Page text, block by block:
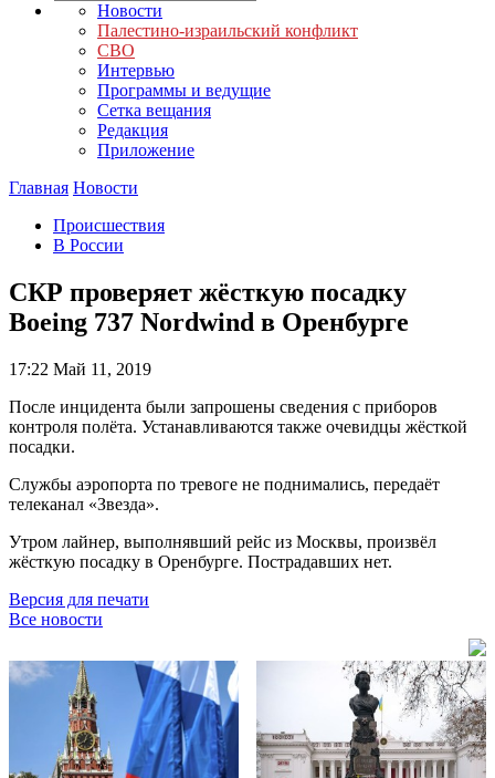
Новости
Палестино-израильский конфликт
СВО
Интервью
Программы и ведущие
Сетка вещания
Редакция
Приложение
Главная Новости
Происшествия
В России
СКР проверяет жёсткую посадку
Boeing 737 Nordwind в Оренбурге
17:22 Май 11, 2019
После инцидента были запрошены сведения с приборов
контроля полёта. Устанавливаются также очевидцы жёсткой
посадки.
Службы аэропорта по тревоге не поднимались, передаёт
телеканал «Звезда».
Утром лайнер, выполнявший рейс из Москвы, произвёл
жёсткую посадку в Оренбурге. Пострадавших нет.
Версия для печати
Все новости